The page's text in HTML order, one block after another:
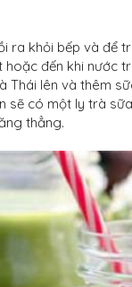
ra khỏi bếp và
đến khi nước
Thái lên và thêm
sẽ có một ly trà
thẳng.